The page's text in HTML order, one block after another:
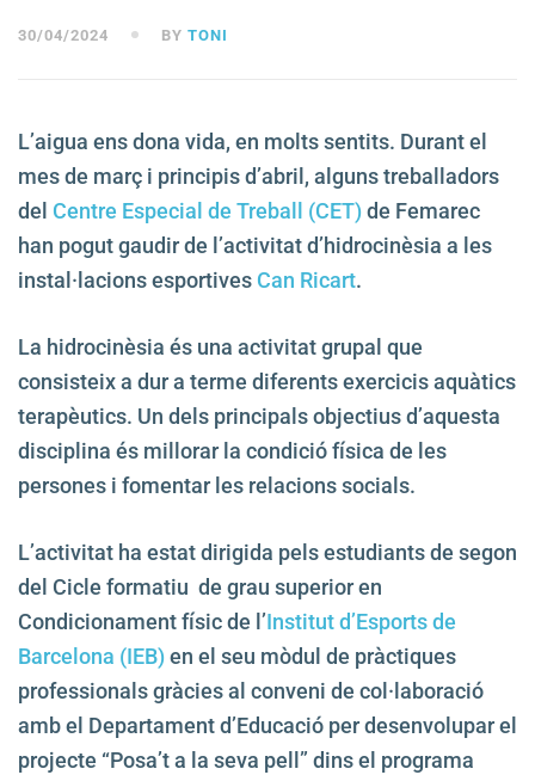
30/04/2024 BY TONI
L’aigua ens dona vida, en molts sentits. Durant el
mes de març i principis d’abril, alguns treballadors
del Centre Especial de Treball (CET)de Femarec
han pogut gaudir de l’activitat d’hidrocinèsia a les
instal·lacions esportives Can Ricart.
La hidrocinèsia és una activitat grupal que
consisteix a dur a terme diferents exercicis aquàtics
terapèutics. Un dels principals objectius d’aquesta
disciplina és millorar la condició física de les
persones i fomentar les relacions socials.
L’activitat ha estat dirigida pels estudiants de segon
del Cicle formatiu de grau superior en
Condicionament físic de l’Institut d’Esports de
Barcelona (IEB)en el seu mòdul de pràctiques
professionals gràcies al conveni de col·laboració
amb el Departament d’Educació per desenvolupar el
projecte “Posa’t a la seva pell” dins el programa